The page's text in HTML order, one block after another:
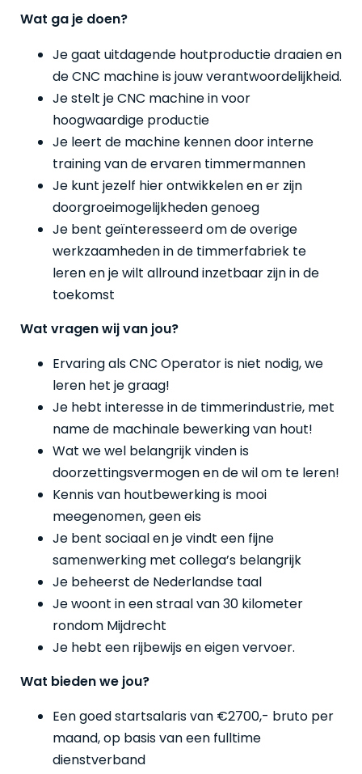
Wat ga je doen?
Je gaat uitdagende houtproductie draaien en
de CNC machine is jouw verantwoordelijkheid.
Je stelt je CNC machine in voor
hoogwaardige productie
Je leert de machine kennen door interne
training van de ervaren timmermannen
Je kunt jezelf hier ontwikkelen en er zijn
doorgroeimogelijkheden genoeg
Je bent geïnteresseerd om de overige
werkzaamheden in de timmerfabriek te
leren en je wilt allround inzetbaar zijn in de
toekomst
Wat vragen wij van jou?
Ervaring als CNC Operator is niet nodig, we
leren het je graag!
Je hebt interesse in de timmerindustrie, met
name de machinale bewerking van hout!
Wat we wel belangrijk vinden is
doorzettingsvermogen en de wil om te leren!
Kennis van houtbewerking is mooi
meegenomen, geen eis
Je bent sociaal en je vindt een fijne
samenwerking met collega’s belangrijk
Je beheerst de Nederlandse taal
Je woont in een straal van 30 kilometer
rondom Mijdrecht
Je hebt een rijbewijs en eigen vervoer.
Wat bieden we jou?
Een goed startsalaris van €2700,- bruto per
maand, op basis van een fulltime
dienstverband